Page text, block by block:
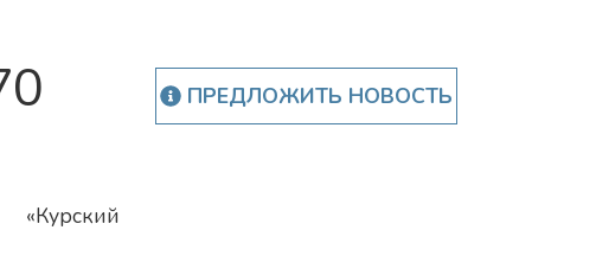
«Курский
ПРЕДЛОЖИТЬ НОВОСТЬ